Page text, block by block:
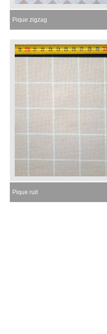
Pique zigzag
Pique ruit